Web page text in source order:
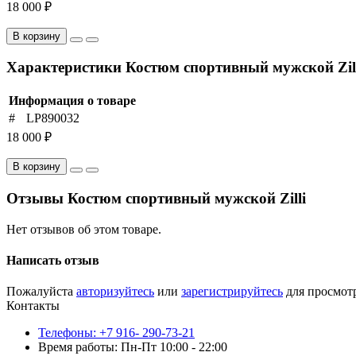
18 000 ₽
В корзину
Характеристики Костюм спортивный мужской
Информация о товаре
#
LP890032
18 000 ₽
В корзину
Отзывы Костюм спортивный мужской Zilli
Нет отзывов об этом товаре.
Написать отзыв
Пожалуйста авторизуйтесь или зарегистрируйтесь для
Контакты
Телефоны: +7 916- 290-73-21
Время работы: Пн-Пт 10:00 - 22:00